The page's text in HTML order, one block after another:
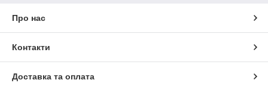
Про нас
Контакти
Доставка та оплата